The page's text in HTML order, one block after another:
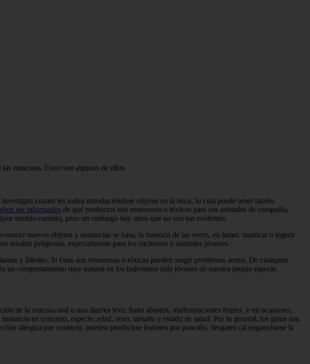
mascotas. Estos son algunos de ellos.
cuanto les rodea introduciéndose objetos en la boca, lo cual puede tener fatales
ser informados de qué productos son venenosos o tóxicos para sus animales de compañía.
sentido común), pero sin embargo hay otros que no son tan evidentes.
nuevos objetos y sustancias se basa, la mayoría de las veces, en lamer, masticar o ingerir
resultar peligrosas, especialmente para los cachorros y animales jóvenes.
y árboles. Si éstas son venenosas o tóxicas pueden surgir problemas serios. De cualquier
un comportamiento muy natural en los individuos más jóvenes de nuestra propia especie.
de la mucosa oral o una diarrea leve, hasta abortos, malformaciones fetales, y en ocasiones,
en concreto, especie, edad, sexo, tamaño y estado de salud. Por lo general, los gatos son
alérgica por contacto, pueden producirse lesiones por punción, desgarro (al engancharse la